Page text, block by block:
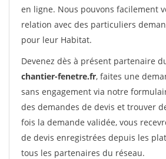
en ligne. Nous pouvons facilement
relation avec des particuliers
pour leur Habitat.
Devenez dès à présent partenaire
chantier-fenetre.fr, faites une
sans engagement via notre
des demandes de devis et trouver
fois la demande validée, vous
de devis enregistrées depuis les
tous les partenaires du réseau.